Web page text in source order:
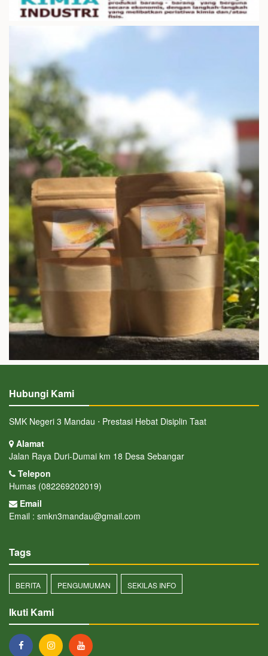
Hubungi Kami
SMK Negeri 3 Mandau ⋅ Prestasi Hebat Disiplin Taat
Alamat
Jalan Raya Duri-Dumai km 18 Desa Sebangar
Telepon
Humas (082269202019)
Email
Email : smkn3mandau@gmail.com
Tags
BERITA PENGUMUMAN SEKILAS INFO
Ikuti Kami